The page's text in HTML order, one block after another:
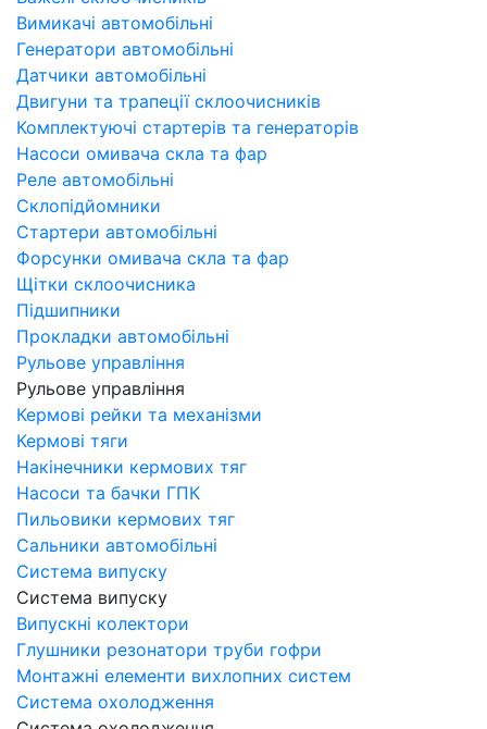
Вимикачі автомобільні
Генератори автомобільні
Датчики автомобільні
Двигуни та трапеції склоочисників
Комплектуючі стартерів та генераторів
Насоси омивача скла та фар
Реле автомобільні
Склопідйомники
Стартери автомобільні
Форсунки омивача скла та фар
Щітки склоочисника
Підшипники
Прокладки автомобільні
Рульове управління
Рульове управління
Кермові рейки та механізми
Кермові тяги
Накінечники кермових тяг
Насоси та бачки ГПК
Пильовики кермових тяг
Сальники автомобільні
Система випуску
Система випуску
Випускні колектори
Глушники резонатори труби гофри
Монтажні елементи вихлопних систем
Система охолодження